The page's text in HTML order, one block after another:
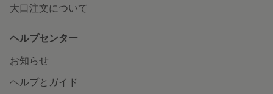
大口注文について
ヘルプセンター
お知らせ
ヘルプとガイド